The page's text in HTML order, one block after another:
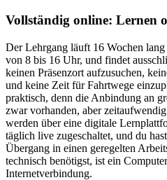
Vollständig online: Lernen
Der Lehrgang läuft 16 Wochen
von 8 bis 16 Uhr, und findet
keinen Präsenzort aufzusuchen,
und keine Zeit für Fahrtwege
praktisch, denn die Anbindung an
zwar vorhanden, aber
werden über eine digitale
täglich live zugeschaltet, und du
Übergang in einen geregelten
technisch benötigst, ist ein
Internetverbindung.